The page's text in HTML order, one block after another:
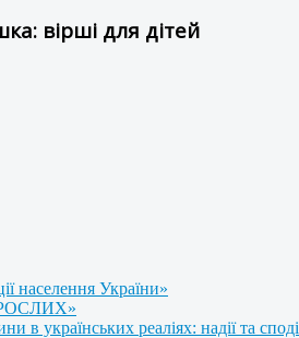
вірші для дітей
населення України»
українських реаліях: надії та